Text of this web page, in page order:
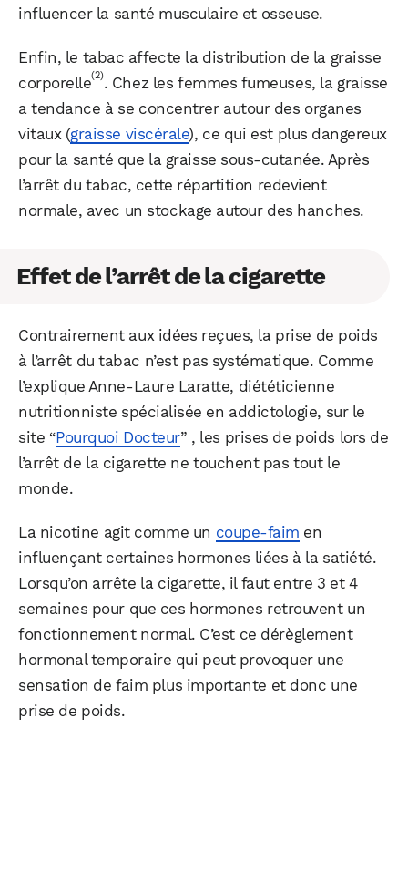
influencer la santé musculaire et osseuse.
Enfin, le tabac affecte la distribution de la graisse
corporelle(2). Chez les femmes fumeuses, la graisse
a tendance à se concentrer autour des organes
vitaux (graisse viscérale), ce qui est plus dangereux
pour la santé que la graisse sous-cutanée. Après
l’arrêt du tabac, cette répartition redevient
normale, avec un stockage autour des hanches​​.
Effet de l’arrêt de la cigarette
Contrairement aux idées reçues, la prise de poids
à l’arrêt du tabac n’est pas systématique. Comme
l’explique Anne-Laure Laratte, diététicienne
nutritionniste spécialisée en addictologie, sur le
site “Pourquoi Docteur” , les prises de poids lors de
l’arrêt de la cigarette ne touchent pas tout le
monde.
La nicotine agit comme un coupe-faim en
influençant certaines hormones liées à la satiété.
Lorsqu’on arrête la cigarette, il faut entre 3 et 4
semaines pour que ces hormones retrouvent un
fonctionnement normal. C’est ce dérèglement
hormonal temporaire qui peut provoquer une
sensation de faim plus importante et donc une
prise de poids.